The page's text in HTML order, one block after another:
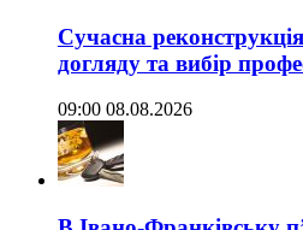
Сучасна
догляду та вибір
09:00 08.08.2026